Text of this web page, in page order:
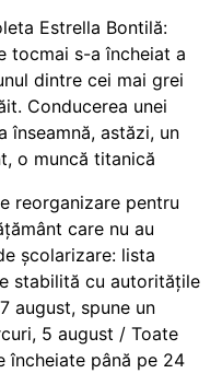
Estrella Bontilă:
tocmai s-a încheiat a
dintre cei mai grei
Conducerea unei
înseamnă, astăzi, un
o muncă titanică
reorganizare pentru
care nu au
școlarizare: lista
stabilită cu autoritățile
august, spune un
5 august / Toate
încheiate până pe 24